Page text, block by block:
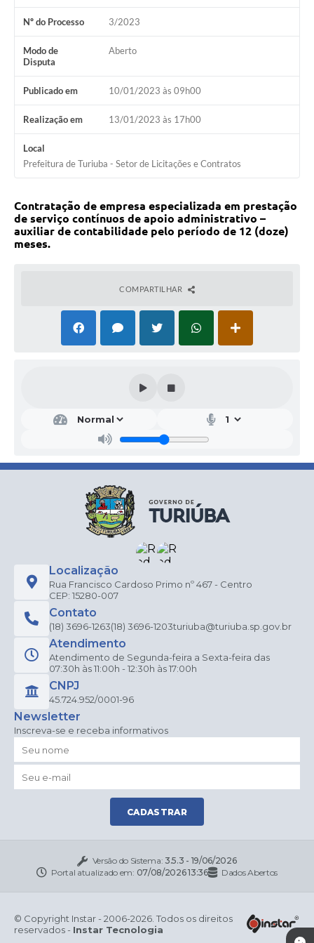
Nº do Processo 3/2023
Modo de
Disputa
Aberto
Publicado em 10/01/2023 às 09h00
Realização em 13/01/2023 às 17h00
Local
Prefeitura de Turiuba - Setor de Licitações e Contratos
Contratação de empresa especializada em prestação
de serviço contínuos de apoio administrativo –
auxiliar de contabilidade pelo período de 12 (doze)
meses.
COMPARTILHAR
Localização
Rua Francisco Cardoso Primo nº 467 - Centro
CEP: 15280-007
Contato
(18) 3696-1263(18) 3696-1203turiuba@turiuba.sp.gov.br
Atendimento
Atendimento de Segunda-feira a Sexta-feira das
07:30h às 11:00h - 12:30h às 17:00h
CNPJ
45.724.952/0001-96
Newsletter
Inscreva-se e receba informativos
CADASTRAR
Versão do Sistema: 3.5.3 - 19/06/2026
Portal atualizado em: 07/08/2026 13:36 Dados Abertos
© Copyright Instar - 2006-2026. Todos os direitos
reservados - Instar Tecnologia